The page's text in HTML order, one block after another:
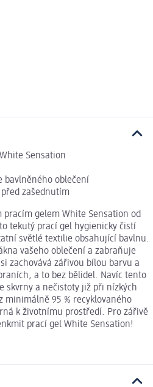
Sensation
bavlněného oblečení
zašednutím
gelem White Sensation od
tekutý prací gel hygienicky čistí
světlé textilie obsahující bavlnu.
vašeho oblečení a zabraňuje
zachovává zářivou bílou barvu a
a to bez bělidel. Navíc tento
skvrny a nečistoty již při nízkých
minimálně 95 % recyklovaného
k životnímu prostředí. Pro zářivě
prací gel White Sensation!